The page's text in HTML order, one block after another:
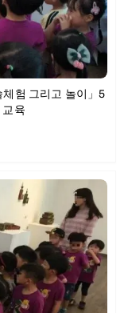
험 그리고 놀이」5
교육